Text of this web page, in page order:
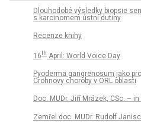
Dlouhodobé výsledky biopsie
s karcinomem ústní dutiny
Recenze knihy
16th April: World Voice Day
Pyoderma gangrenosum jako
Crohnovy choroby v ORL oblasti
Doc. MUDr. Jiří Mrázek, CSc. –
Zemřel doc. MUDr. Rudolf